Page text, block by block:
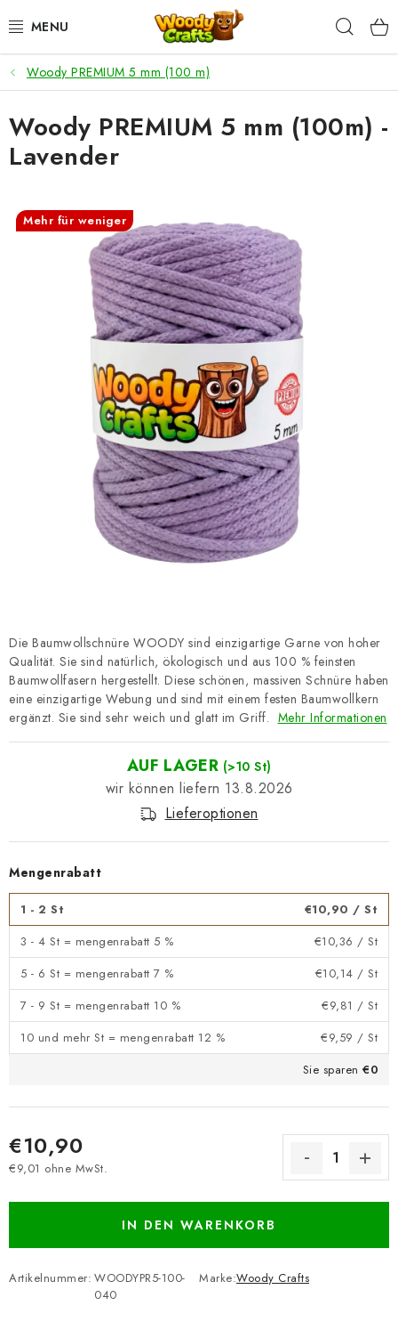
Inhalt
HÄKELN
FLECHTEN
BASTELSETS
ZUBEHÖR ZUM HÄKELN
WOODY GARN
WOODY PREMIUM 5 MM
Nachhaltigkeit
Rücksendungen und Reklamationen
Kontakt
AGB
Datenschutzerklärung
Impressum
Woody PREMIUM 5 mm (100 m)
Die Baumwollschnüre WOODY sind einzigartige Garne von hoher
Qualität. Sie sind natürlich, ökologisch und aus 100 % feinsten
Baumwollfasern hergestellt. Diese schönen, massiven Schnüre haben
eine einzigartige Webung und sind mit einem festen Baumwollkern
ergänzt. Sie sind sehr weich und glatt im Griff. Mehr Informationen
AUF LAGER (>10 St)
13.8.2026
Lieferoptionen
Mengenrabatt
1 - 2 St €10,90 / St
3 - 4 St = mengenrabatt 5 %
€10,36 / St
5 - 6 St = mengenrabatt 7 %
€10,14 / St
7 - 9 St = mengenrabatt 10 %
€9,81 / St
10 und mehr St = mengenrabatt 12 %
€9,59 / St
Sie sparen €0
€10,90
€9,01 ohne MwSt.
IN DEN WARENKORB
Artikelnummer: WOODYPR5-100-
040
Marke:Woody Crafts
Woody PREMIUM 5 mm (100m) -
Lavender
Mehr für weniger